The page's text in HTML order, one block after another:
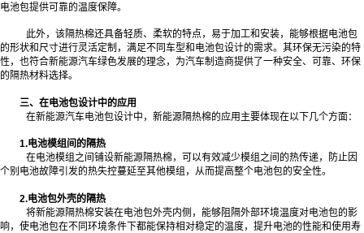
电池包提供可靠的温度保障。
此外，该隔热棉还具备轻质、柔软的特点，易于加工和安装，能够根据电池包
的形状和尺寸进行灵活定制，满足不同车型和电池包设计的需求。其环保无污染的特
性，也符合新能源汽车绿色发展的理念，为汽车制造商提供了一种安全、可靠、环保
的隔热材料选择。
三、在电池包设计中的应用
在新能源汽车电池包设计中，新能源隔热棉的应用主要体现在以下几个方面：
1.电池模组间的隔热
在电池模组之间铺设新能源隔热棉，可以有效减少模组之间的热传递，防止因
个别电池故障引发的热失控蔓延至其他模组，从而提高整个电池包的安全性。
2.电池包外壳的隔热
将新能源隔热棉安装在电池包外壳内侧，能够阻隔外部环境温度对电池包的影
响，使电池包在不同环境条件下都能保持相对稳定的温度，提升电池的性能和使用寿